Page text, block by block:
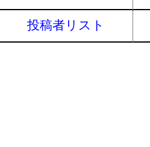
投稿者リスト